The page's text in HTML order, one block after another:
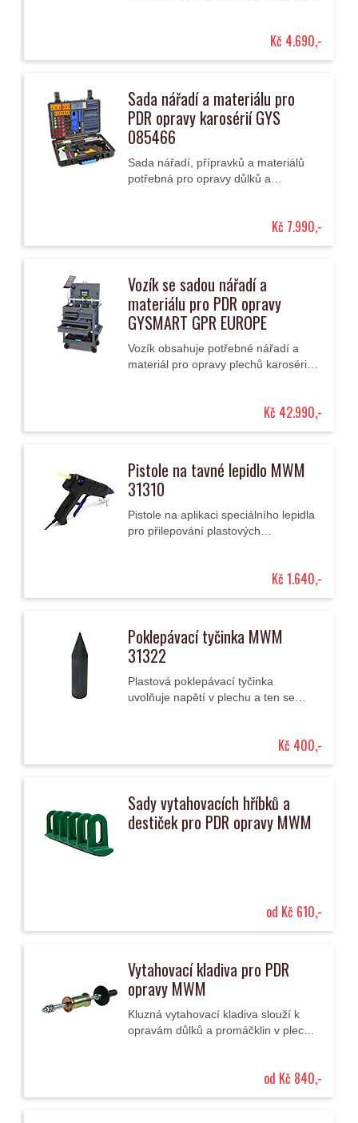
Kč 4.690,-
Sada nářadí a materiálu pro
PDR opravy karosérií GYS
085466
Sada nářadí, přípravků a materiálů
potřebná pro opravy důlků a
Kč 7.990,-
Vozík se sadou nářadí a
materiálu pro PDR opravy
GYSMART GPR EUROPE
Vozík obsahuje potřebné nářadí a
materiál pro opravy plechů karosérií
Kč 42.990,-
Pistole na tavné lepidlo MWM
31310
Pistole na aplikaci speciálního lepidla
pro přilepování plastových
Kč 1.640,-
Poklepávací tyčinka MWM
31322
Plastová poklepávací tyčinka
uvolňuje napětí v plechu a ten se
Kč 400,-
Sady vytahovacích hříbků a
destiček pro PDR opravy MWM
od Kč 610,-
Vytahovací kladiva pro PDR
opravy MWM
Kluzná vytahovací kladiva slouží k
opravám důlků a promáčklin v plechu
od Kč 840,-